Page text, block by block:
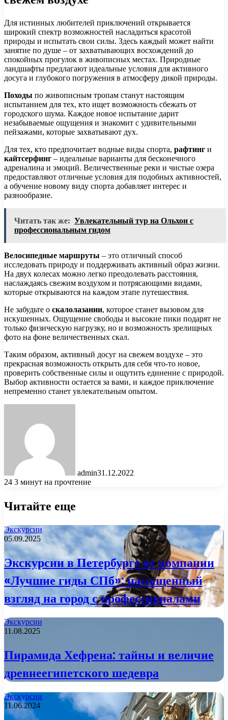
Для истинных любителей приключений открывается
широкий спектр возможностей насладиться красотой
природы и испытать свои силы. Здесь каждый может найти
занятие по душе – от захватывающих восхождений до
спокойных прогулок в живописных местах. Природные
ландшафты предлагают идеальные условия для активного
досуга и глубокого погружения в атмосферу дикой природы.
Походы по живописным тропам станут настоящим
испытанием для тех, кто ищет возможность сбежать от
городского шума. Каждое новое испытание дарит
незабываемые ощущения и знакомит с удивительными
пейзажами, которые захватывают дух.
Для тех, кто предпочитает водные виды спорта, рафтинг и
кайтсерфинг – идеальные варианты для бесконечного
адреналина и эмоций. Величественные реки и чистые озера
предоставляют отличные условия для подобных активностей,
а обучение новому виду спорта добавляет интерес и
разнообразие.
Читать так же: Увлекательный тур на Ольхон с
профессиональным гидом
Велосипедные маршруты – это отличный способ
исследовать природу и поддерживать активный образ жизни.
На двух колесах можно легко преодолевать расстояния,
наслаждаясь свежим воздухом и потрясающими видами,
которые открываются на каждом этапе путешествия.
Не забудьте о скалолазании, которое станет вызовом для
искушенных. Ощущение свободы и высокие пики подарят не
только физическую нагрузку, но и возможность зрелищных
фото на фоне величественных скал.
Таким образом, активный досуг на свежем воздухе – это
прекрасная возможность открыть для себя что-то новое,
проверить собственные силы и ощутить единение с природой.
Выбор активности остается за вами, и каждое приключение
непременно станет увлекательным опытом.
admin31.12.2022
24 3 минут на прочтение
Читайте еще
Экскурсии
05.09.2025
Экскурсии в Петербурге от компании
«Лучшие гиды СПб»: насыщенный
взгляд на город с профессионалами
Экскурсии
11.08.2025
Пирамида Хефрена: тайны и величие
древнеегипетского шедевра
Экскурсии
11.06.2024